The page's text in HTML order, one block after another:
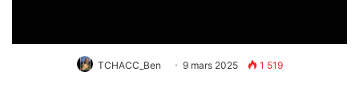
TCHACC_Ben 9 mars 2025 1 519